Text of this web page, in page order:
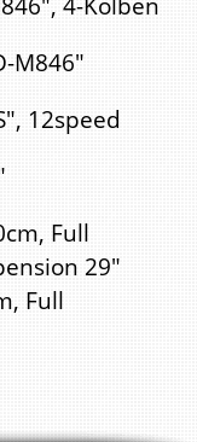
M846"
12speed
Full
29"
Full